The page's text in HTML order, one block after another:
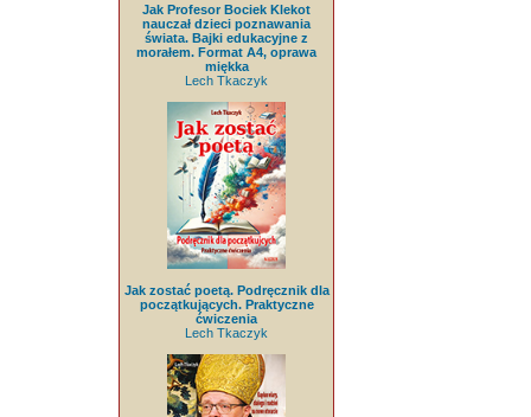
Jak Profesor Bociek Klekot
nauczał dzieci poznawania
świata. Bajki edukacyjne z
morałem. Format A4, oprawa
miękka
Lech Tkaczyk
Jak zostać poetą. Podręcznik dla
początkujących. Praktyczne
ćwiczenia
Lech Tkaczyk